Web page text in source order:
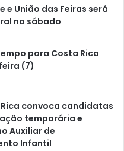
e União das Feiras será
no sábado
para Costa Rica
(7)
Rica convoca candidatas
temporária e
Auxiliar de
Infantil